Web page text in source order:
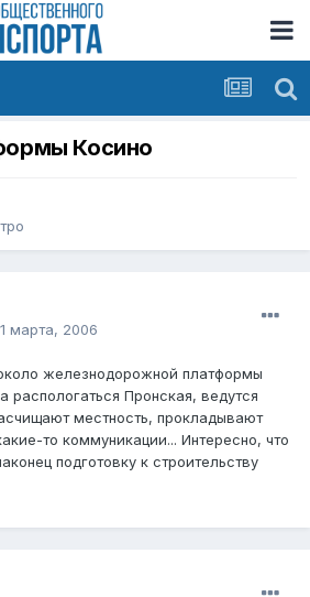
Косино
1 марта, 2006
железнодорожной платформы
распологаться Пронская, ведутся
местность, прокладывают
то коммуникации... Интересно, что
подготовку к строительству